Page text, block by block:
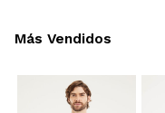
Más Vendidos